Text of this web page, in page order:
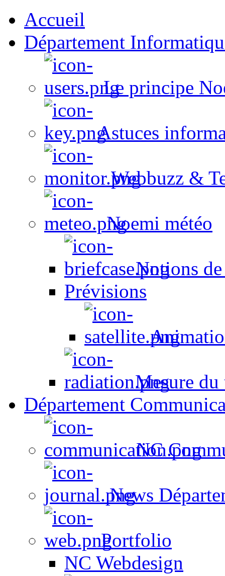
Accueil
Département
Le principe
Astuces
Webbuzz &
Noemi météo
Notions
Prévisions
Mesure du
Département
NC
News
Portfolio
NC Webdesign